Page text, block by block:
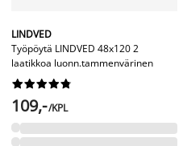
LINDVED
Työpöytä LINDVED 48x120 2
laatikkoa luonn.tammenvärinen






109,-/KPL